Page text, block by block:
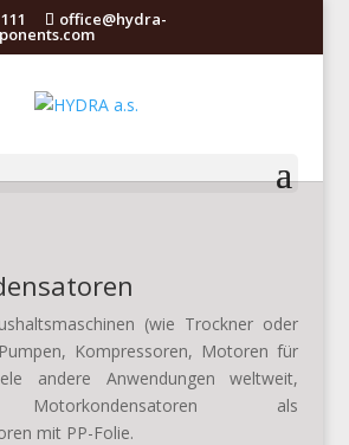
office@hydra-
(wie Trockner oder
Kompressoren, Motoren für
andere Anwendungen weltweit,
Motorkondensatoren als
mit PP-Folie.